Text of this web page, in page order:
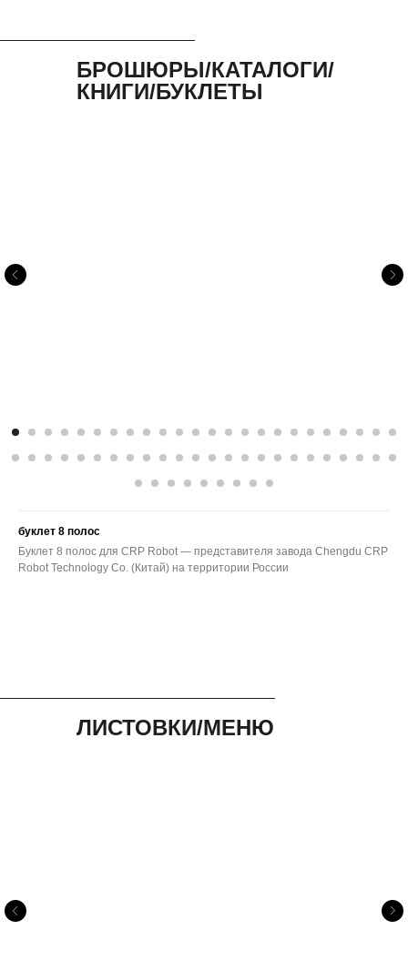
БРОШЮРЫ/КАТАЛОГИ/
КНИГИ/БУКЛЕТЫ
буклет 8 полос
Буклет 8 полос для CRP Robot — представителя завода Chengdu CRP
Robot Technology Co. (Китай) на территории России
ЛИСТОВКИ/МЕНЮ